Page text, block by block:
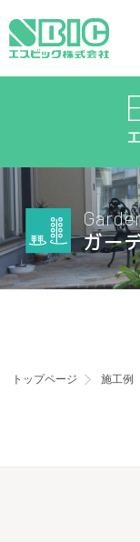
ガー
トップページ 施工例